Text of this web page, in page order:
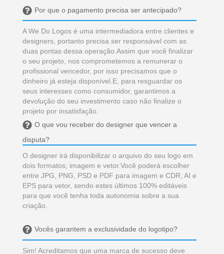
Por que o pagamento precisa ser antecipado?
A We Do Logos é uma intermediadora entre clientes e
designers, portanto precisa ser responsável com as
duas pontas dessa operação.Assim que você finalizar
o seu projeto, nos comprometemos a remunerar o
profissional vencedor, por isso precisamos que o
dinheiro já esteja disponível.E, para resguardar os
seus interesses como consumidor, garantimos a
devolução do seu investimento caso não finalize o
projeto por insatisfação.
O que vou receber do designer que vencer a
disputa?
O designer irá disponibilizar o arquivo do seu logo em
dois formatos; imagem e vetor.Você poderá escolher
entre JPG, PNG, PSD e PDF para imagem e CDR, AI e
EPS para vetor, sendo estes últimos 100% editáveis
para que você tenha toda autonomia sobre a sua
criação.
Vocês garantem a exclusividade do logotipo?
Sim! Acreditamos que uma marca de sucesso deve